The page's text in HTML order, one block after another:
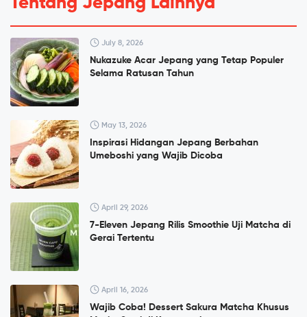
July 8, 2026
Nukazuke Acar Jepang yang Tetap Populer
Selama Ratusan Tahun
May 13, 2026
Inspirasi Hidangan Jepang Berbahan
Umeboshi yang Wajib Dicoba
April 29, 2026
7-Eleven Jepang Rilis Smoothie Uji Matcha di
Gerai Tertentu
April 16, 2026
Wajib Coba! Dessert Sakura Matcha Khusus